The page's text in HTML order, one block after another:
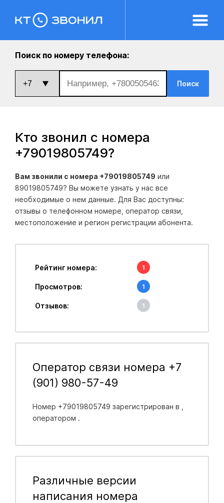
Поиск по номеру телефона:
Поиск
Кто звонил с номера
+79019805749?
Вам звонили с номера +79019805749 или
89019805749? Вы можете узнать у нас все
необходимые о нем данные. Для Вас доступны:
отзывы о телефонном номере, оператор связи,
местоположение и регион регистрации абонента.
Рейтинг номера: 1
Просмотров: 1
Отзывов: 1
Оператор связи номера +7
(901) 980-57-49
Номер +79019805749 зарегистрирован в
оператором .
Различные версии
написания номера